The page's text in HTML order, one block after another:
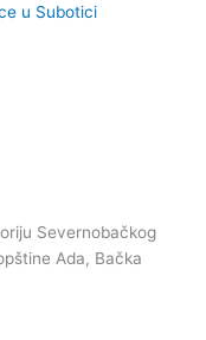
u Subotici
Severnobačkog
Ada, Bačka